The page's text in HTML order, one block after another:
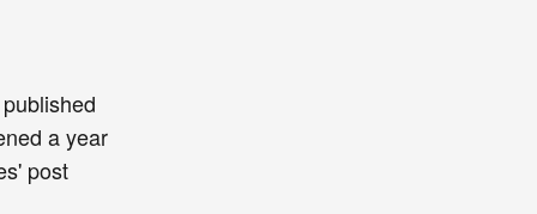
a year
post